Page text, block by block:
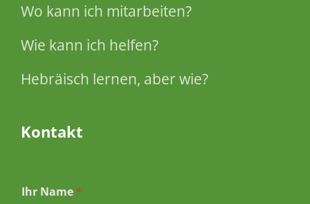
Wo kann ich mitarbeiten?
Wie kann ich helfen?
Hebräisch lernen, aber wie?
Kontakt
Ihr Name *